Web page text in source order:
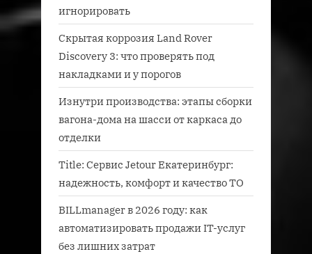
игнорировать
Скрытая коррозия Land Rover
Discovery 3: что проверять под
накладками и у порогов
Изнутри производства: этапы сборки
вагона-дома на шасси от каркаса до
отделки
Title: Сервис Jetour Екатеринбург:
надежность, комфорт и качество ТО
BILLmanager в 2026 году: как
автоматизировать продажи IT-услуг
без лишних затрат